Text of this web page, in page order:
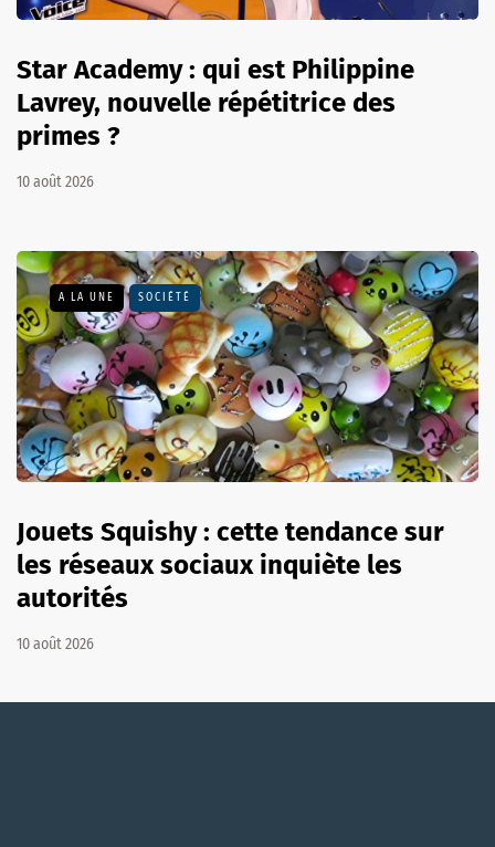
Star Academy : qui est Philippine
Lavrey, nouvelle répétitrice des
primes ?
10 août 2026
A LA UNE SOCIÉTÉ
Jouets Squishy : cette tendance sur
les réseaux sociaux inquiète les
autorités
10 août 2026